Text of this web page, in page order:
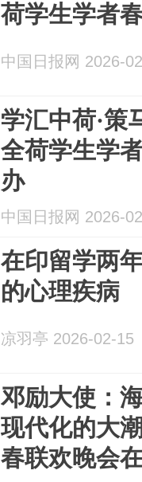
荷学生学者
中国日报网 2026-
学汇中荷·
全荷学生学
办
中国日报网 2026-
在印留学两
的心理疾病
凉羽亭 2026-02-15
邓励大使：
现代化的大
春联欢晚会